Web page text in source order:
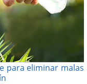
para eliminar malas